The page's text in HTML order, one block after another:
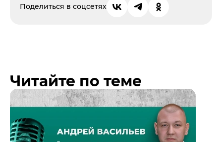
Поделиться в соцсетях
Читайте по теме